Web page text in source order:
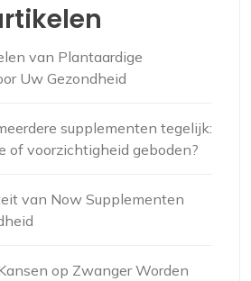
van Plantaardige
Uw Gezondheid
supplementen tegelijk:
of voorzichtigheid geboden?
van Now Supplementen
op Zwanger Worden